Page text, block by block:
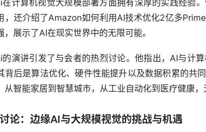
计算机视觉大规模部署方面拥有深厚的实践经验
，还介绍了Amazon如何利用AI技术优化2亿多
，展示了AI在现实世界中的无限可能。
演讲引发了与会者的热烈讨论。他指出，AI与计
背后是算法优化、硬件性能提升以及数据积累的共
从智能家居到智慧城市，从工业自动化到医疗健康，
论：边缘AI与大规模视觉的挑战与机遇